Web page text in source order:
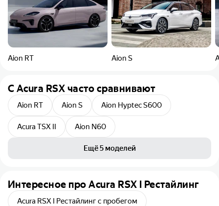
Aion RT Aion S
C Acura RSX часто сравнивают
Aion RT Aion S Aion Hyptec S600
Acura TSX II Aion N60
Ещё5 моделей
Интересное про Acura RSX I Рестайлинг
Acura RSX I Рестайлинг с пробегом